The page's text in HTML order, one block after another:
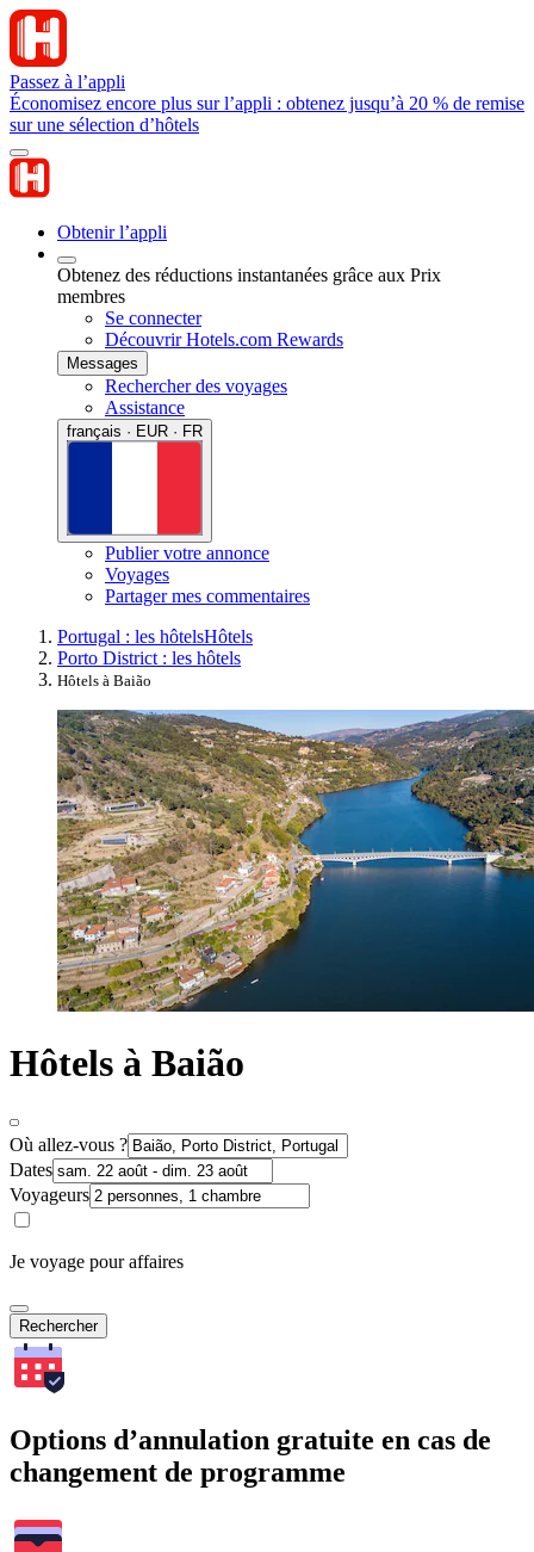
Passez à l’appli
Économisez encore plus sur l’appli : obtenez jusqu’à 20 % de remise
sur une sélection d’hôtels
Obtenir l’appli
Obtenez des réductions instantanées grâce aux Prix
membres
Se connecter
Découvrir Hotels.com Rewards
Messages
Rechercher des voyages
Assistance
français · EUR · FR
Publier votre annonce
Voyages
Partager mes commentaires
Portugal : les hôtelsHôtels
Porto District : les hôtels
Hôtels à Baião
Hôtels à Baião
Où allez-vous ?
Dates
Voyageurs
Je voyage pour affaires
Rechercher
Options d’annulation gratuite en cas de
changement de programme